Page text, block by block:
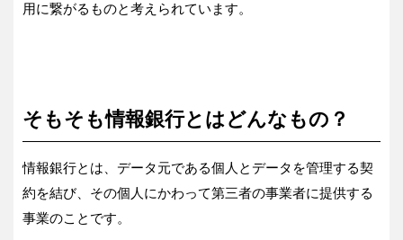
用に繋がるものと考えられています。
そもそも情報銀行とはどんなもの？
情報銀行とは、データ元である個人とデータを管理する契
約を結び、その個人にかわって第三者の事業者に提供する
事業のことです。